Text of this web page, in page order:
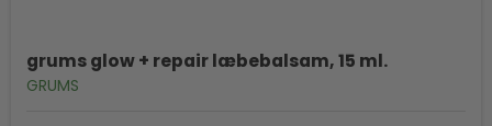
grums glow + repair læbebalsam, 15 ml.
GRUMS